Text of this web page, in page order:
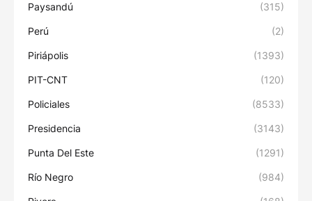
Paysandú (315)
Perú (2)
Piriápolis (1393)
PIT-CNT (120)
Policiales (8533)
Presidencia (3143)
Punta Del Este (1291)
Río Negro (984)